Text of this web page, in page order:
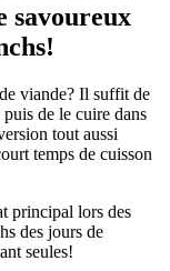
savoureux
viande? Il suffit de
de le cuire dans
tout aussi
temps de cuisson
principal lors des
des jours de
seules!